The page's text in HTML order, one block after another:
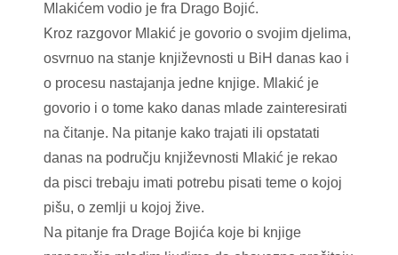
Mlakićem vodio je fra Drago Bojić.
Kroz razgovor Mlakić je govorio o svojim djelima,
osvrnuo na stanje književnosti u BiH danas kao i
o procesu nastajanja jedne knjige. Mlakić je
govorio i o tome kako danas mlade zainteresirati
na čitanje. Na pitanje kako trajati ili opstatati
danas na području književnosti Mlakić je rekao
da pisci trebaju imati potrebu pisati teme o kojoj
pišu, o zemlji u kojoj žive.
Na pitanje fra Drage Bojića koje bi knjige